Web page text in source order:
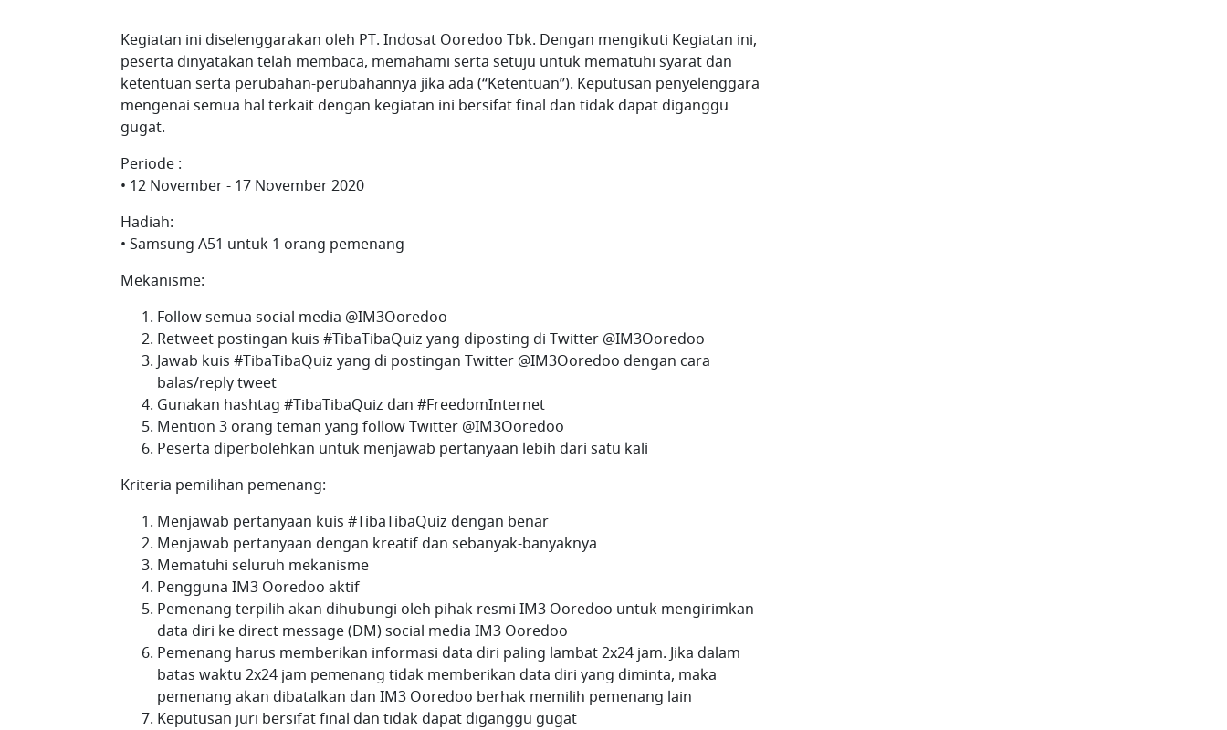
Kegiatan ini diselenggarakan oleh PT. Indosat Ooredoo Tbk. Dengan mengikuti Kegiatan ini,
peserta dinyatakan telah membaca, memahami serta setuju untuk mematuhi syarat dan
ketentuan serta perubahan-perubahannya jika ada (“Ketentuan”). Keputusan penyelenggara
mengenai semua hal terkait dengan kegiatan ini bersifat final dan tidak dapat diganggu
gugat.
Periode :
• 12 November - 17 November 2020
Hadiah:
• Samsung A51 untuk 1 orang pemenang
Mekanisme:
Follow semua social media @IM3Ooredoo
Retweet postingan kuis #TibaTibaQuiz yang diposting di Twitter @IM3Ooredoo
Jawab kuis #TibaTibaQuiz yang di postingan Twitter @IM3Ooredoo dengan cara
balas/reply tweet
Gunakan hashtag #TibaTibaQuiz dan #FreedomInternet
Mention 3 orang teman yang follow Twitter @IM3Ooredoo
Peserta diperbolehkan untuk menjawab pertanyaan lebih dari satu kali
Kriteria pemilihan pemenang:
Menjawab pertanyaan kuis #TibaTibaQuiz dengan benar
Menjawab pertanyaan dengan kreatif dan sebanyak-banyaknya
Mematuhi seluruh mekanisme
Pengguna IM3 Ooredoo aktif
Pemenang terpilih akan dihubungi oleh pihak resmi IM3 Ooredoo untuk mengirimkan
data diri ke direct message (DM) social media IM3 Ooredoo
Pemenang harus memberikan informasi data diri paling lambat 2x24 jam. Jika dalam
batas waktu 2x24 jam pemenang tidak memberikan data diri yang diminta, maka
pemenang akan dibatalkan dan IM3 Ooredoo berhak memilih pemenang lain
Keputusan juri bersifat final dan tidak dapat diganggu gugat